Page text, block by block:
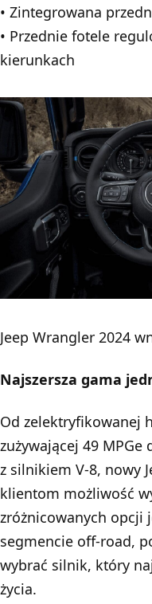
• Zintegrowana
• Przednie fotele
kierunkach
Jeep Wrangler 2024
Najszersza gama
Od zelektryfikowanej
zużywającej 49
z silnikiem V-8, nowy
klientom możliwość
zróżnicowanych opcji
segmencie off-road,
wybrać silnik, który
życia.